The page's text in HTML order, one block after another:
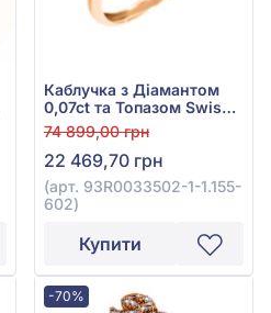
Каблучка з Діамантом
0,07ct та Топазом Swiss
Blue 2,6ct із червоно-
білого золота 585°, арт.
93R0033502-1-1.155-602
74 899,00 грн
22 469,70 грн
(арт. 93R0033502-1-1.155-
602)
Купити
-70%